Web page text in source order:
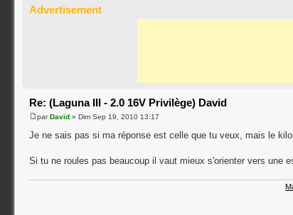
Advertisement
Re: (Laguna III - 2.0 16V Privilège) David
parDavid » Dim Sep 19, 2010 13:17
Je ne sais pas si ma réponse est celle que tu veux, mais le
Si tu ne roules pas beaucoup il vaut mieux s'orienter vers une